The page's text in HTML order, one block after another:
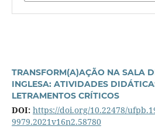
TRANSFORM(A)AÇÃO NA SALA
INGLESA: ATIVIDADES
LETRAMENTOS CRÍTICOS
DOI: https://doi.org/10.22478/
9979.2021v16n2.58780